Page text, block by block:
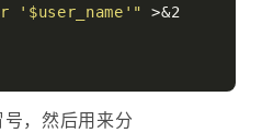
' $user_name '"
>&2
号，然后用来分